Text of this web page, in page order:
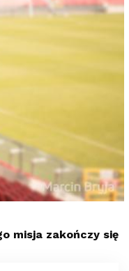
misja zakończy się